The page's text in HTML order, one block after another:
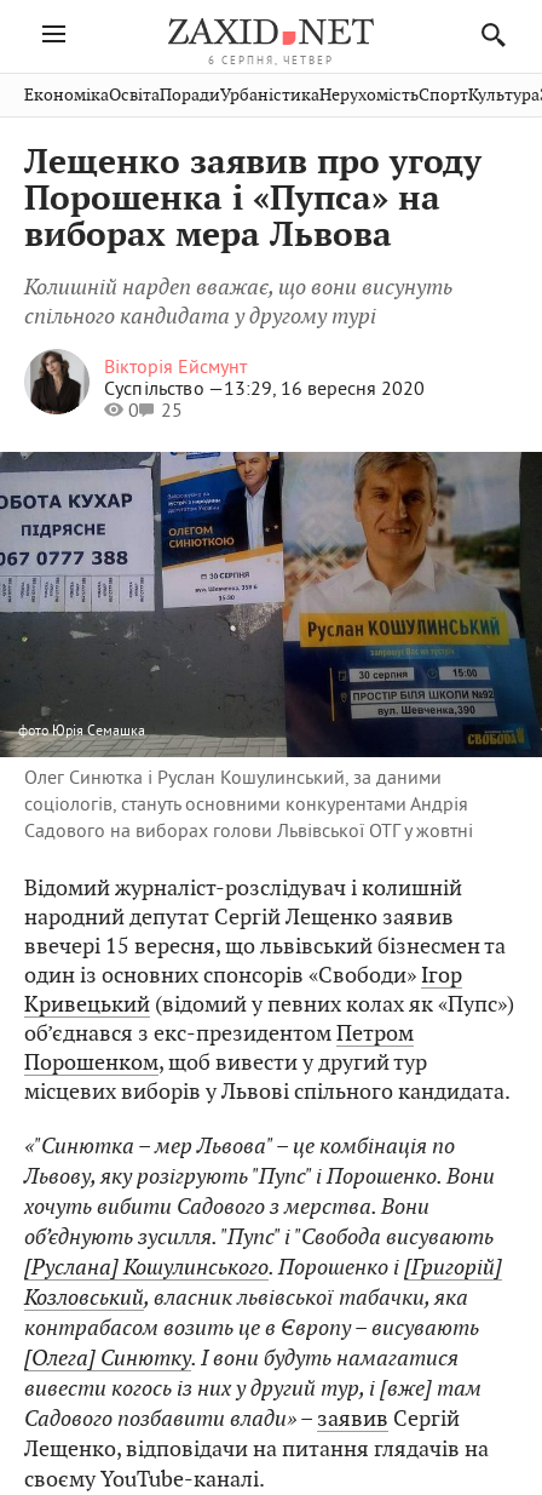
6 СЕРПНЯ, ЧЕТВЕР
Івано-
Франківськ
Волинь
Закарпаття
Рівне
Шептицький
Стрий
Хмельницький
Публікації
Авто СловкоКультура
Кіно Дім СпортКраєзнавство
ФотоОсвітаНерухомість
Домашні
ЕкономікаОсвітаПорадиУрбаністикаНерухомістьСпортКультура
Лещенко заявив про угоду
Порошенка і «Пупса» на
виборах мера Львова
Колишній нардеп вважає, що вони висунуть
спільного кандидата у другому турі
Вікторія Ейсмунт
Суспільство —13:29, 16 вересня 2020
0
25
фотоЮрія Семашка
Олег Синютка і Руслан Кошулинський, за даними
соціологів, стануть основними конкурентами Андрія
Садового на виборах голови Львівської ОТГ у жовтні
Відомий журналіст-розслідувач і колишній
народний депутат Сергій Лещенко заявив
ввечері 15 вересня, що львівський бізнесмен та
один із основних спонсорів «Свободи»Ігор
Кривецький (відомий у певних колах як «Пупс»)
об’єднався з екс-президентомПетром
Порошенком, щоб вивести у другий тур
місцевих виборів у Львові спільного кандидата.
«"Синютка – мер Львова" – це комбінація по
Львову, яку розігрують "Пупс" і Порошенко. Вони
хочуть вибити Садового з мерства. Вони
об’єднують зусилля. "Пупс" і "Свобода висувають
[Руслана] Кошулинського. Порошенко і[Григорій]
Козловський, власник львівської табачки, яка
контрабасом возить це в Європу ­– висувають
[Олега] Синютку. І вони будуть намагатися
вивести когось із них у другий тур, і [вже] там
Садового позбавити влади»– заявив Сергій
Лещенко, відповідачи на питання глядачів на
своєму YouTube-каналі.